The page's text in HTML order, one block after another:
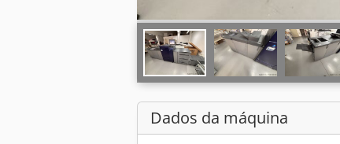
Dados da máquina